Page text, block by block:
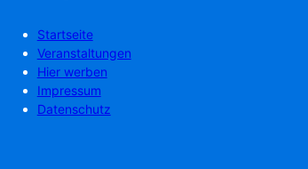
Startseite
Veranstaltungen
Hier werben
Impressum
Datenschutz